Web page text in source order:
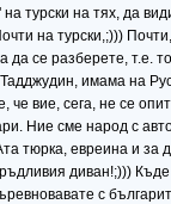
турски на тях, да
на турски,;)))
да се разберете, т.е.
имама на
че вие, сега, не се
Ние сме народ с
тюрка, евреина и за
диван!;)))
с